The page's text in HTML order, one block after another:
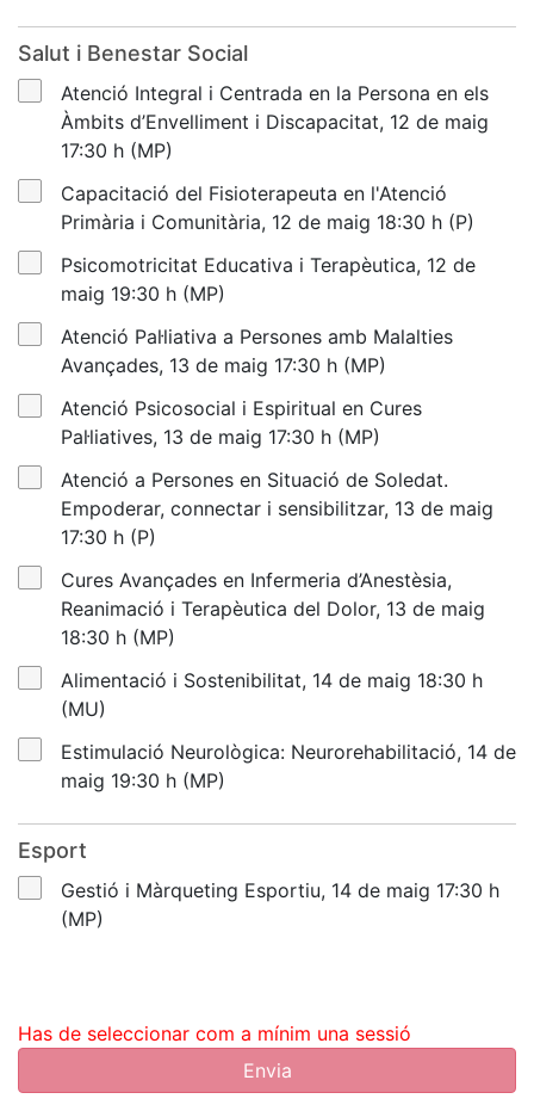
Salut i Benestar Social
Atenció Integral i Centrada en la Persona en els
Àmbits d’Envelliment i Discapacitat, 12 de maig
17:30 h (MP)
Capacitació del Fisioterapeuta en l'Atenció
Primària i Comunitària, 12 de maig 18:30 h (P)
Psicomotricitat Educativa i Terapèutica, 12 de
maig 19:30 h (MP)
Atenció Pal·liativa a Persones amb Malalties
Avançades, 13 de maig 17:30 h (MP)
Atenció Psicosocial i Espiritual en Cures
Pal·liatives, 13 de maig 17:30 h (MP)
Atenció a Persones en Situació de Soledat.
Empoderar, connectar i sensibilitzar, 13 de maig
17:30 h (P)
Cures Avançades en Infermeria d’Anestèsia,
Reanimació i Terapèutica del Dolor, 13 de maig
18:30 h (MP)
Alimentació i Sostenibilitat, 14 de maig 18:30 h
(MU)
Estimulació Neurològica: Neurorehabilitació, 14 de
maig 19:30 h (MP)
Esport
Gestió i Màrqueting Esportiu, 14 de maig 17:30 h
(MP)
Has de seleccionar com a mínim una sessió
Envia